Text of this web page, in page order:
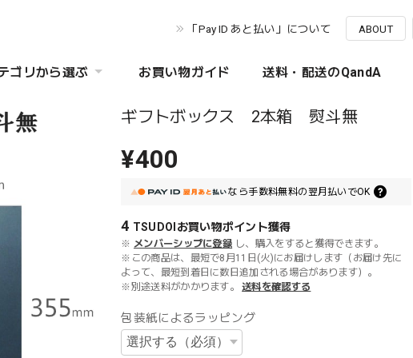
「Pay ID あと払い」について ABOUT
ゴリから選ぶ お買い物ガイド 送料・配送のQandA
ギフトボックス 2本箱 熨斗無
¥400
なら手数料無料の 翌月払いでOK
4 TSUDOIお買い物ポイント獲得
※ メンバーシップに登録 し、購入をすると獲得できます。
※この商品は、最短で8月11日(火)にお届けします（お届け先に
よって、最短到着日に数日追加される場合があります）。
※別途送料がかかります。
送料を確認する
包装紙によるラッピング